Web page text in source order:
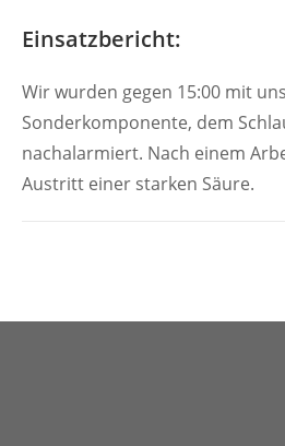
Einsatzbericht:
Wir wurden gegen 15:00 mit
Sonderkomponente, dem
nachalarmiert. Nach einem
Austritt einer starken Säure.